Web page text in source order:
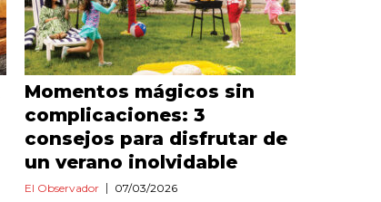
Momentos mágicos sin
complicaciones: 3
consejos para disfrutar de
un verano inolvidable
El Observador 07/03/2026